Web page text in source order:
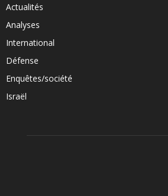
Actualités
Analyses
International
Défense
Enquêtes/société
Israël